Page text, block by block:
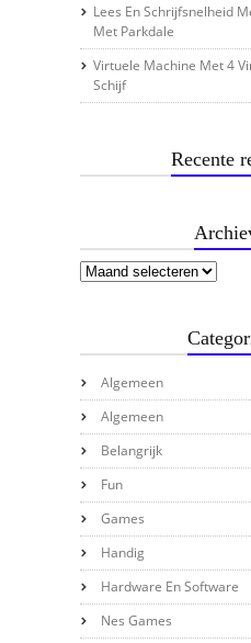
Lees En Schrijfsnelheid
Met Parkdale
Virtuele Machine Met 4
Schijf
Recente
Algemeen
Algemeen
Belangrijk
Fun
Games
Handig
Hardware En Software
Nes Games